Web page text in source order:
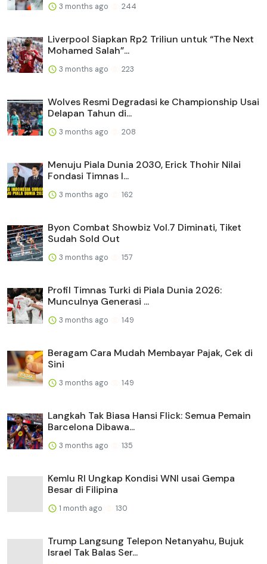
3 months ago 244
Liverpool Siapkan Rp2 Triliun untuk “The Next
Mohamed Salah”...
3 months ago 223
Wolves Resmi Degradasi ke Championship Usai
Delapan Tahun di...
3 months ago 208
Menuju Piala Dunia 2030, Erick Thohir Nilai
Fondasi Timnas I...
3 months ago 162
Byon Combat Showbiz Vol.7 Diminati, Tiket
Sudah Sold Out
3 months ago 157
Profil Timnas Turki di Piala Dunia 2026:
Munculnya Generasi ...
3 months ago 149
Beragam Cara Mudah Membayar Pajak, Cek di
Sini
3 months ago 149
Langkah Tak Biasa Hansi Flick: Semua Pemain
Barcelona Dibawa...
3 months ago 135
Kemlu RI Ungkap Kondisi WNI usai Gempa
Besar di Filipina
1 month ago 130
Trump Langsung Telepon Netanyahu, Bujuk
Israel Tak Balas Ser...